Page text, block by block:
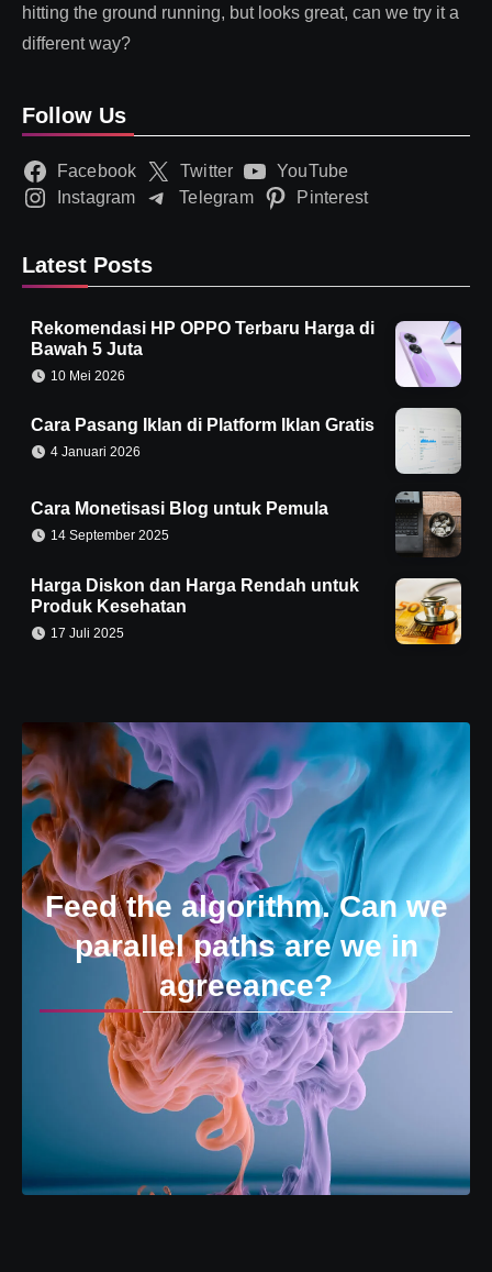
hitting the ground running, but looks great, can we try it a
different way?
Follow Us
Facebook Twitter
YouTube
Instagram
Telegram Pinterest
Latest Posts
Rekomendasi HP OPPO Terbaru Harga di
Bawah 5 Juta
10 Mei 2026
Cara Pasang Iklan di Platform Iklan Gratis
4 Januari 2026
Cara Monetisasi Blog untuk Pemula
14 September 2025
Harga Diskon dan Harga Rendah untuk
Produk Kesehatan
17 Juli 2025
Feed the algorithm. Can we
parallel paths are we in
agreeance?